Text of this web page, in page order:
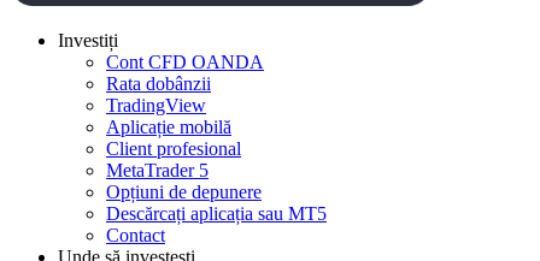
Investiți
Cont CFD OANDA
Rata dobânzii
TradingView
Aplicație mobilă
Client profesional
MetaTrader 5
Opțiuni de depunere
Descărcați aplicația sau MT5
Contact